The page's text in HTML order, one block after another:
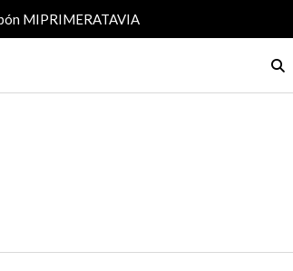
MIPRIMERATAVIA